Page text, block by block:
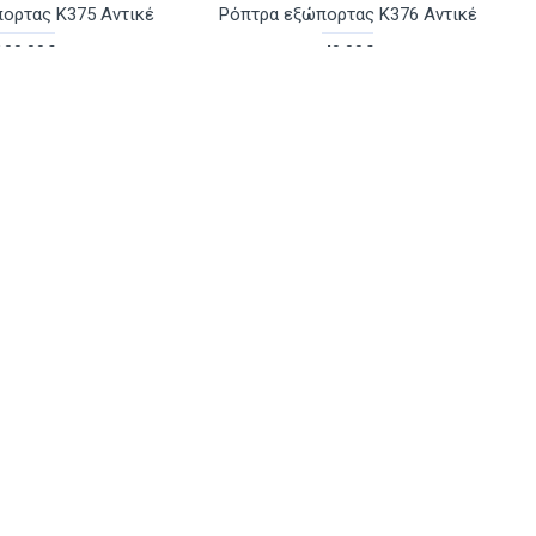
Κ375 Αντικέ
Ρόπτρα εξώπορτας Κ376 Αντικέ
40.00€